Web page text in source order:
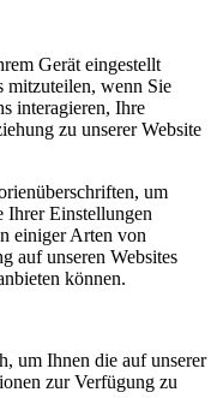
Gerät eingestellt
mitzuteilen, wenn Sie
interagieren, Ihre
zu unserer Website
um
Ihrer Einstellungen
einiger Arten von
auf unseren Websites
können.
um Ihnen die auf unserer
zur Verfügung zu